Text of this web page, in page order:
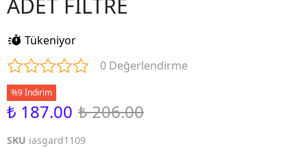
ADET FİLTRE
Tükeniyor
0 Değerlendirme
%9 İndirim
₺ 187.00 ₺ 206.00
SKU iasgard1109